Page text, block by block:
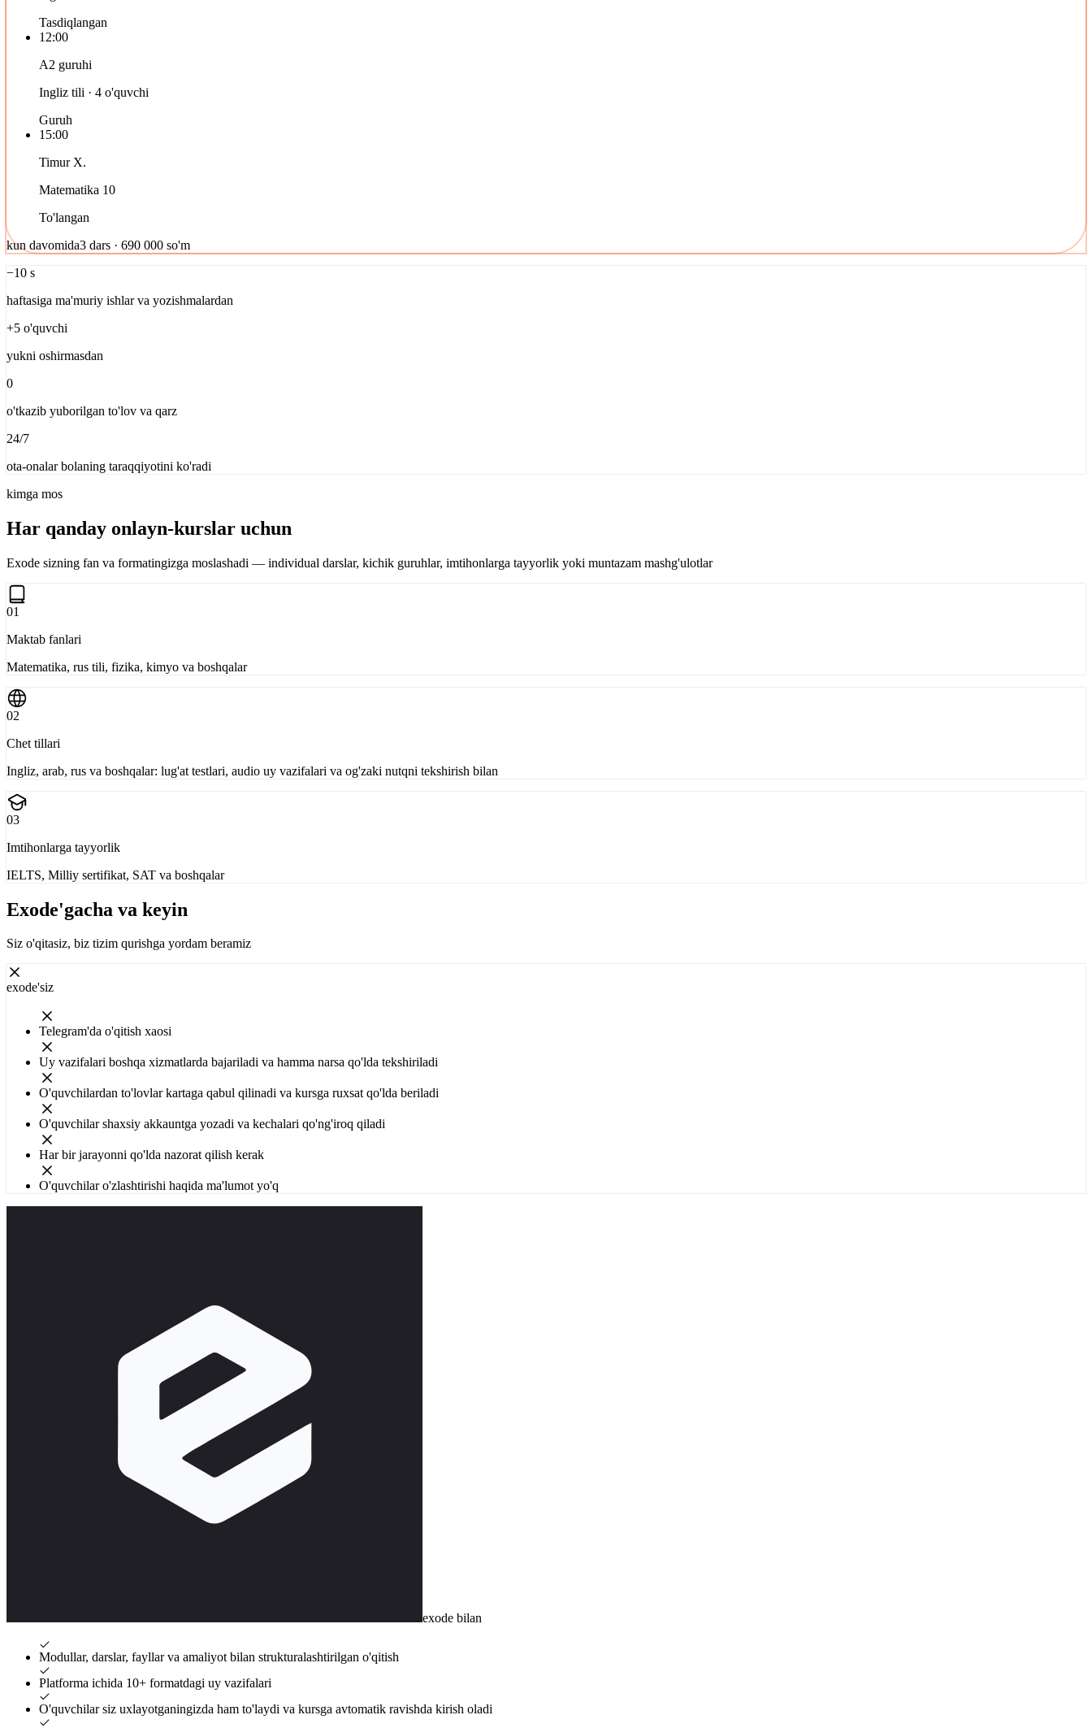
Tasdiqlangan
12:00
A2 guruhi
Ingliz tili · 4 o'quvchi
Guruh
15:00
Timur X.
Matematika 10
To'langan
kun davomida3 dars · 690 000 so'm
−10 s
haftasiga ma'muriy ishlar va yozishmalardan
+5 o'quvchi
yukni oshirmasdan
0
o'tkazib yuborilgan to'lov va qarz
24/7
ota-onalar bolaning taraqqiyotini ko'radi
kimga mos
Har qanday onlayn-kurslar uchun
Exode sizning fan va formatingizga moslashadi — individual darslar, kichik guruhlar, imtihonlarga tayyorlik yoki muntazam mashg'ulotlar
01
Maktab fanlari
Matematika, rus tili, fizika, kimyo va boshqalar
02
Chet tillari
Ingliz, arab, rus va boshqalar: lug'at testlari, audio uy vazifalari va og'zaki nutqni tekshirish bilan
03
Imtihonlarga tayyorlik
IELTS, Milliy sertifikat, SAT va boshqalar
Exode'gacha va keyin
Siz o'qitasiz, biz tizim qurishga yordam beramiz
exode'siz
Telegram'da o'qitish xaosi
Uy vazifalari boshqa xizmatlarda bajariladi va hamma narsa qo'lda tekshiriladi
O'quvchilardan to'lovlar kartaga qabul qilinadi va kursga ruxsat qo'lda beriladi
O'quvchilar shaxsiy akkauntga yozadi va kechalari qo'ng'iroq qiladi
Har bir jarayonni qo'lda nazorat qilish kerak
O'quvchilar o'zlashtirishi haqida ma'lumot yo'q
exode bilan
Modullar, darslar, fayllar va amaliyot bilan strukturalashtirilgan o'qitish
Platforma ichida 10+ formatdagi uy vazifalari
O'quvchilar siz uxlayotganingizda ham to'laydi va kursga avtomatik ravishda kirish oladi